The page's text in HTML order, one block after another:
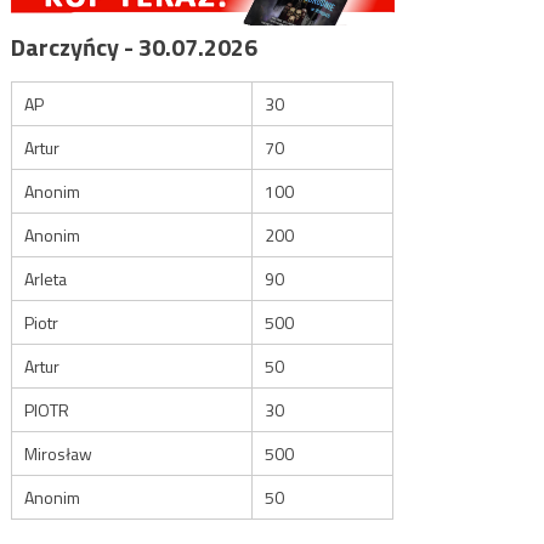
Darczyńcy - 30.07.2026
AP
30
Artur
70
Anonim
100
Anonim
200
Arleta
90
Piotr
500
Artur
50
PIOTR
30
Mirosław
500
Anonim
50